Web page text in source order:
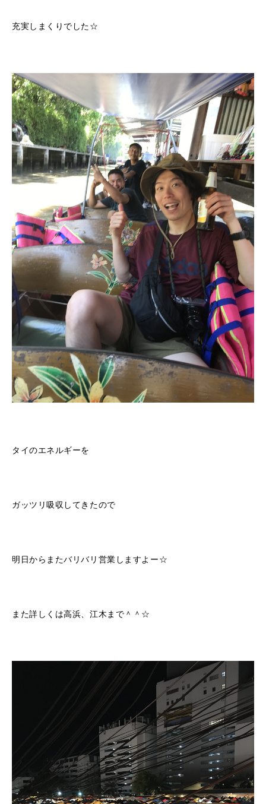
充実しまくりでした☆
タイのエネルギーを
ガッツリ吸収してきたので
明日からまたバリバリ営業しますよー☆
また詳しくは高浜、江木まで＾＾☆